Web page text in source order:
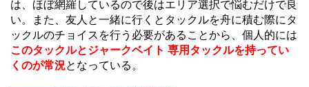
は、ほぼ網羅しているので後はエリア選択で悩むだけで良
い。また、友人と一緒に行くとタックルを舟に積む際にタ
ックルのチョイスを行う必要があることから、個人的には
このタックルとジャークベイト 専用タックルを持ってい
くのが常況となっている。